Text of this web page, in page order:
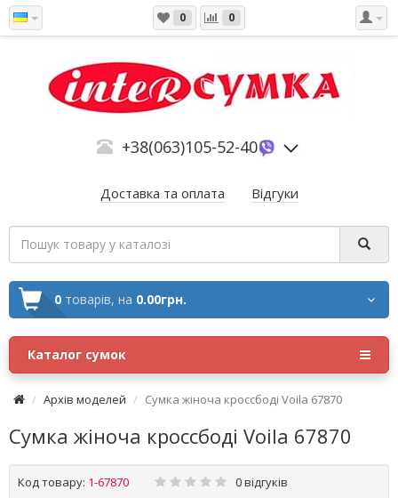
0 0
+38(063)105-52-40
Доставка та оплата Відгуки
0 товарів, на 0.00грн.
Каталог сумок
Архів моделей Сумка жіноча кроссбоді Voila 67870
Сумка жіноча кроссбоді Voila 67870
Код товару: 1-67870 0 відгуків